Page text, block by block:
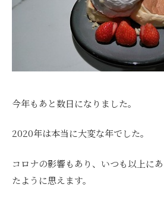
今年もあと数日になりました。
2020年は本当に大変な年でした。
コロナの影響もあり、いつも以上に
たように思えます。